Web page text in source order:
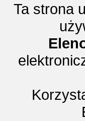
Ta strona